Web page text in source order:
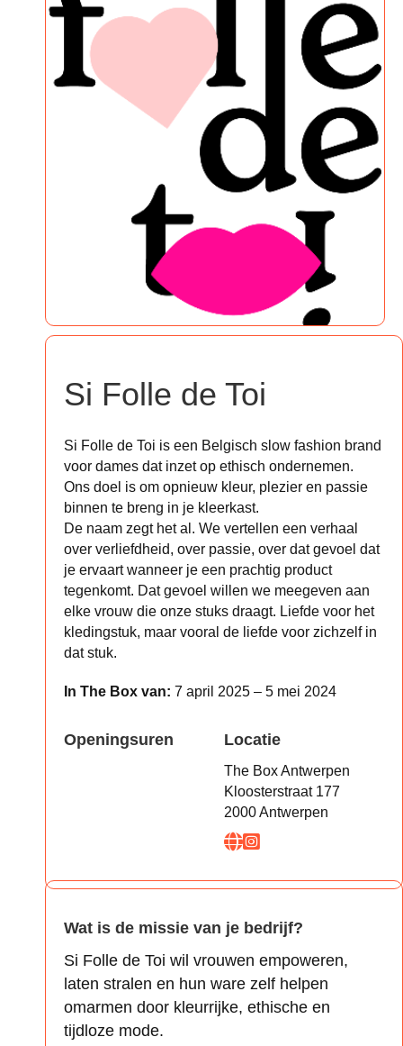
Si Folle de Toi
Si Folle de Toi is een Belgisch slow fashion brand
voor dames dat inzet op ethisch ondernemen.
Ons doel is om opnieuw kleur, plezier en passie
binnen te breng in je kleerkast.
De naam zegt het al. We vertellen een verhaal
over verliefdheid, over passie, over dat gevoel dat
je ervaart wanneer je een prachtig product
tegenkomt. Dat gevoel willen we meegeven aan
elke vrouw die onze stuks draagt. Liefde voor het
kledingstuk, maar vooral de liefde voor zichzelf in
dat stuk.
In The Box van: 7 april 2025 – 5 mei 2024
Openingsuren Locatie
The Box Antwerpen
Kloosterstraat 177
2000 Antwerpen
Wat is de missie van je bedrijf?
Si Folle de Toi wil vrouwen empoweren,
laten stralen en hun ware zelf helpen
omarmen door kleurrijke, ethische en
tijdloze mode.